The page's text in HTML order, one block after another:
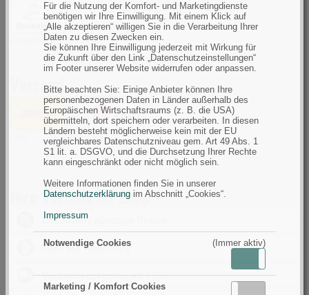
Für die Nutzung der Komfort- und Marketingdienste
benötigen wir Ihre Einwilligung. Mit einem Klick auf
„Alle akzeptieren“ willigen Sie in die Verarbeitung Ihrer
Daten zu diesen Zwecken ein.
Sie können Ihre Einwilligung jederzeit mit Wirkung für
die Zukunft über den Link „Datenschutzeinstellungen“
im Footer unserer Website widerrufen oder anpassen.
Bitte beachten Sie: Einige Anbieter können Ihre
personenbezogenen Daten in Länder außerhalb des
Europäischen Wirtschaftsraums (z. B. die USA)
übermitteln, dort speichern oder verarbeiten. In diesen
Ländern besteht möglicherweise kein mit der EU
vergleichbares Datenschutzniveau gem. Art 49 Abs. 1
S1 lit. a. DSGVO, und die Durchsetzung Ihrer Rechte
kann eingeschränkt oder nicht möglich sein.
Weitere Informationen finden Sie in unserer
Datenschutzerklärung im Abschnitt „Cookies“.
Impressum
Notwendige Cookies (Immer aktiv)
Marketing / Komfort Cookies
Bankeinzug
Versand
DPD
Ihre Vorteile im Shop
Garantiert günstige Preise
Kauf auf Rechnung
Versandkostenfrei ab 199€